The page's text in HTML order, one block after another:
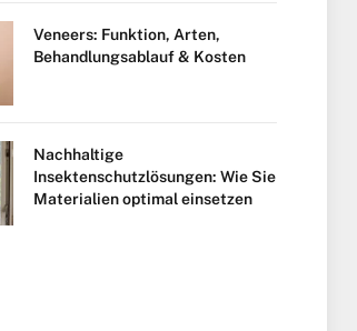
Veneers: Funktion, Arten,
Behandlungsablauf & Kosten
Nachhaltige
Insektenschutzlösungen: Wie Sie
Materialien optimal einsetzen